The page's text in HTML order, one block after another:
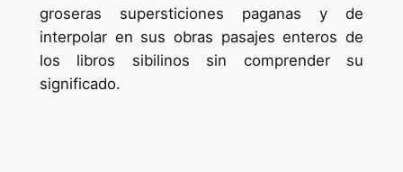
groseras supersticiones paganas y de
interpolar en sus obras pasajes enteros de
los libros sibilinos sin comprender su
significado.